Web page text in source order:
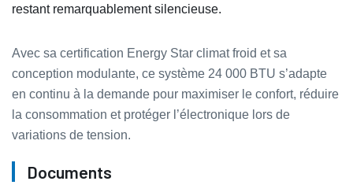
restant remarquablement silencieuse.
Avec sa certification Energy Star climat froid et sa
conception modulante, ce système 24 000 BTU s’adapte
en continu à la demande pour maximiser le confort, réduire
la consommation et protéger l’électronique lors de
variations de tension.
Documents